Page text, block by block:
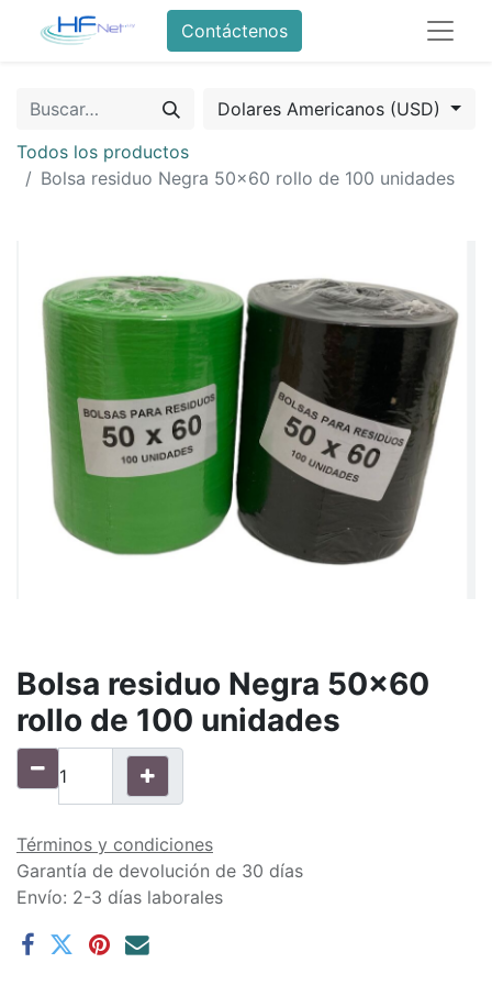
Contáctenos
Dolares Americanos (USD)
Todos los productos
Bolsa residuo Negra 50x60 rollo de 100 unidades
Bolsa residuo Negra 50x60
rollo de 100 unidades
Términos y condiciones
Garantía de devolución de 30 días
Envío: 2-3 días laborales